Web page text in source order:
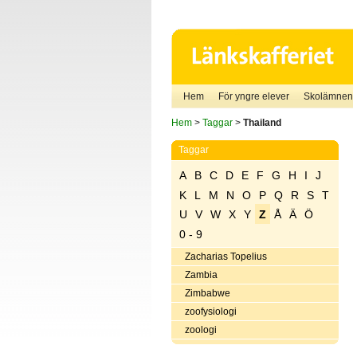
Hem För yngre elever Skolämnen
Hem> Taggar> Thailand
Taggar
A B C D E F G H I
J
K
L M N O P Q R S
T
U
V W X Y Z Å Ä
Ö
0 - 9
Zacharias Topelius
Zambia
Zimbabwe
zoofysiologi
zoologi